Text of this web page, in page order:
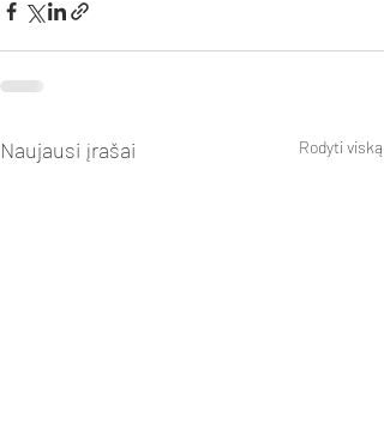
Naujausi įrašai Rodyti viską